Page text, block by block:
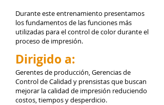
Durante este entrenamiento presentamos
los fundamentos de las funciones más
utilizadas para el control de color durante el
proceso de impresión.
Dirigido a:
Gerentes de producción, Gerencias de
Control de Calidad y prensistas que buscan
mejorar la calidad de impresión reduciendo
costos, tiempos y desperdicio.